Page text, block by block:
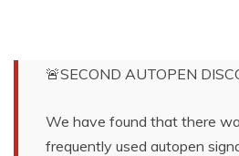
🚨SECOND AUTOPEN
We have found that there
frequently used autopen